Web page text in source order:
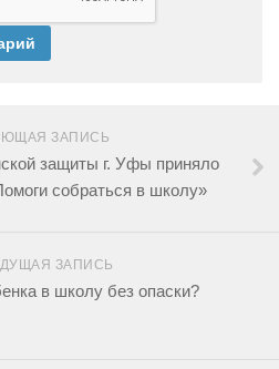
ЗАПИСЬ
защиты г. Уфы приняло
собраться в школу»
ЗАПИСЬ
в школу без опаски?